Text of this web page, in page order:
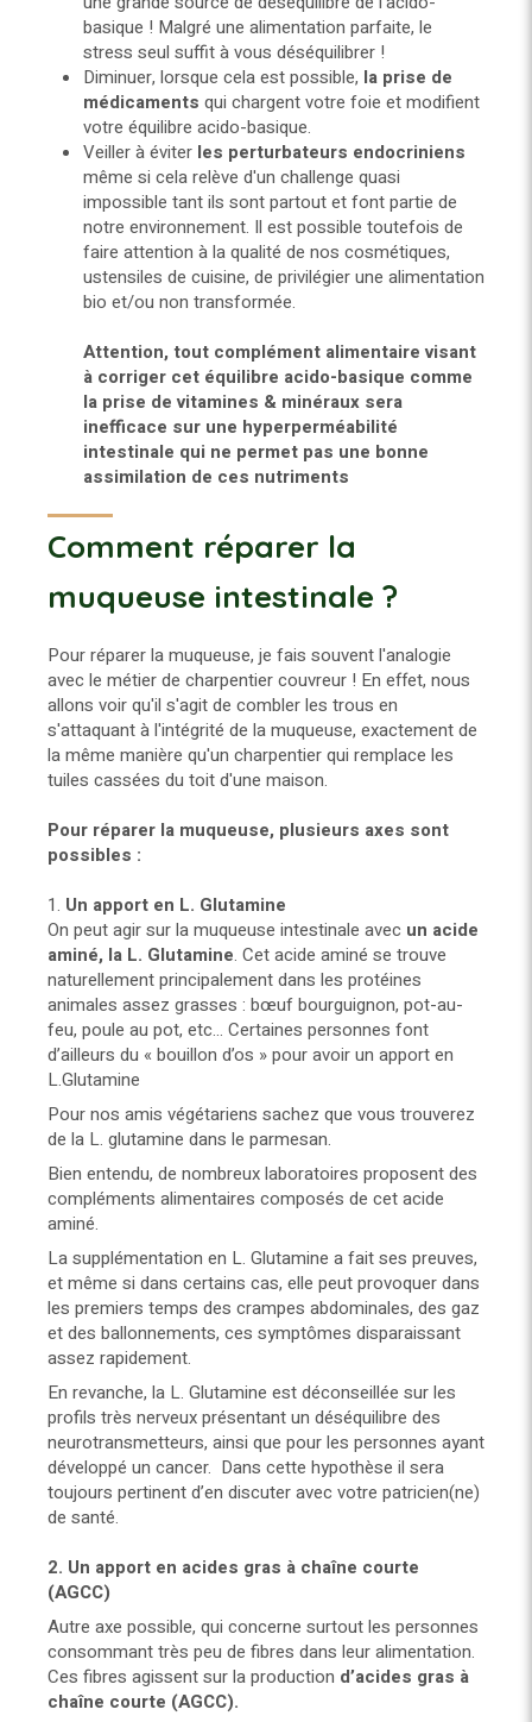
basique ! Malgré une alimentation parfaite, le
stress seul suffit à vous déséquilibrer !
Diminuer, lorsque cela est possible, la prise de
médicaments qui chargent votre foie et modifient
votre équilibre acido-basique.
Veiller à éviter les perturbateurs endocriniens
même si cela relève d'un challenge quasi
impossible tant ils sont partout et font partie de
notre environnement. Il est possible toutefois de
faire attention à la qualité de nos cosmétiques,
ustensiles de cuisine, de privilégier une alimentation
bio et/ou non transformée.
Attention, tout complément alimentaire visant
à corriger cet équilibre acido-basique comme
la prise de vitamines & minéraux sera
inefficace sur une hyperperméabilité
intestinale qui ne permet pas une bonne
assimilation de ces nutriments
Comment réparer la
muqueuse intestinale ?
Pour réparer la muqueuse, je fais souvent l'analogie
avec le métier de charpentier couvreur ! En effet, nous
allons voir qu'il s'agit de combler les trous en
s'attaquant à l'intégrité de la muqueuse, exactement de
la même manière qu'un charpentier qui remplace les
tuiles cassées du toit d'une maison.
Pour réparer la muqueuse, plusieurs axes sont
possibles :
1. Un apport en L. Glutamine
On peut agir sur la muqueuse intestinale avec un acide
aminé, la L. Glutamine. Cet acide aminé se trouve
naturellement principalement dans les protéines
animales assez grasses : bœuf bourguignon, pot-au-
feu, poule au pot, etc… Certaines personnes font
d’ailleurs du « bouillon d’os » pour avoir un apport en
L.Glutamine
Pour nos amis végétariens sachez que vous trouverez
de la L. glutamine dans le parmesan.
Bien entendu, de nombreux laboratoires proposent des
compléments alimentaires composés de cet acide
aminé.
La supplémentation en L. Glutamine a fait ses preuves,
et même si dans certains cas, elle peut provoquer dans
les premiers temps des crampes abdominales, des gaz
et des ballonnements, ces symptômes disparaissant
assez rapidement.
En revanche, la L. Glutamine est déconseillée sur les
profils très nerveux présentant un déséquilibre des
neurotransmetteurs, ainsi que pour les personnes ayant
développé un cancer. Dans cette hypothèse il sera
toujours pertinent d’en discuter avec votre patricien(ne)
de santé.
2. Un apport en acides gras à chaîne courte
(AGCC)
Autre axe possible, qui concerne surtout les personnes
consommant très peu de fibres dans leur alimentation.
Ces fibres agissent sur la production d’acides gras à
chaîne courte (AGCC).